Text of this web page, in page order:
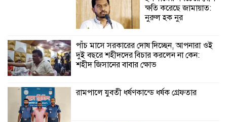
কালিগঞ্জে নিখোঁজ জেলের মরদেহ অবশেষে
মিলল ইছামতী নদীতে
শ্রীউলা ইউনিয়ন
বিএনপির ২নং ওয়ার্ডের
ক্ষতি করেছে জামায়াত:
নুরুল হক নুর
পাঁচ মাসে সরকারের দোষ দিচ্ছেন, আপনারা ওই
দুই বছরে শহীদদের বিচার করলেন না কেন:
শহীদ জিসানের বাবার ক্ষোভ
রামপালে যুবতী ধর্ষণকান্ডে ধর্ষক গ্রেফতার